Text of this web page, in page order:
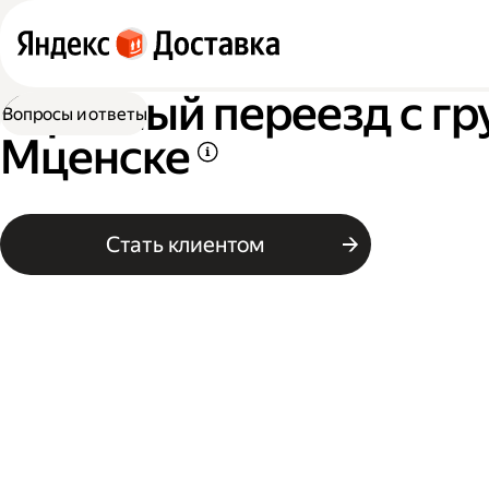
Офисный переезд с
Мценске
Стать клиентом
Вопросы и ответы